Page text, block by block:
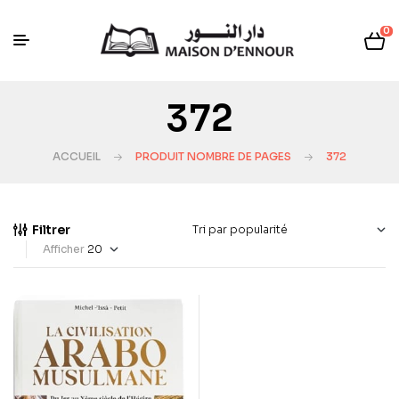
0
372
ACCUEIL PRODUIT NOMBRE DE PAGES 372
Filtrer
Afficher